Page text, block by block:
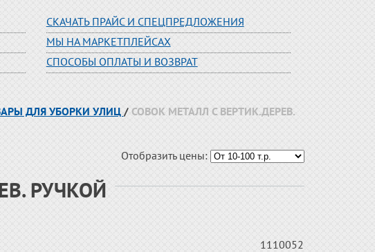
СКАЧАТЬ ПРАЙС И СПЕЦПРЕДЛОЖЕНИЯ
МЫ НА МАРКЕТПЛЕЙСАХ
СПОСОБЫ ОПЛАТЫ И ВОЗВРАТ
ДЛЯ УБОРКИ УЛИЦ /СОВОК МЕТАЛЛ С ВЕРТИК.ДЕРЕВ.
Отобразить цены:
РУЧКОЙ
1110052